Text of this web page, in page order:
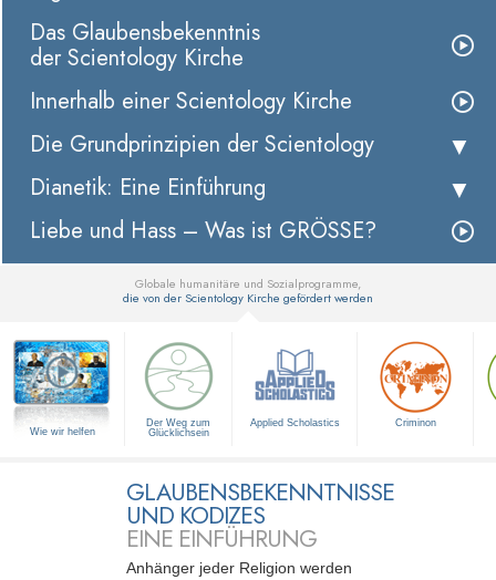
Das Glaubensbekenntnis
der Scientology Kirche
Innerhalb einer Scientology Kirche
Die Grundprinzipien der Scientology
Dianetik: Eine Einführung
Liebe und Hass – Was ist GRÖSSE?
Globale humanitäre und Sozialprogramme,
die von der Scientology Kirche gefördert werden
Wie wir helfen
Der Weg zum
Glücklichsein
Applied Scholastics Criminon
GLAUBENSBEKENNTNISSE
UND KODIZES
EINE EINFÜHRUNG
Anhänger jeder Religion werden